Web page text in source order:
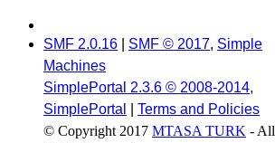
SMF 2.0.16 SMF © 2017, Simple
Machines
SimplePortal 2.3.6 © 2008-2014,
SimplePortal
Terms and Policies
© Copyright 2017 MTASA TURK - All